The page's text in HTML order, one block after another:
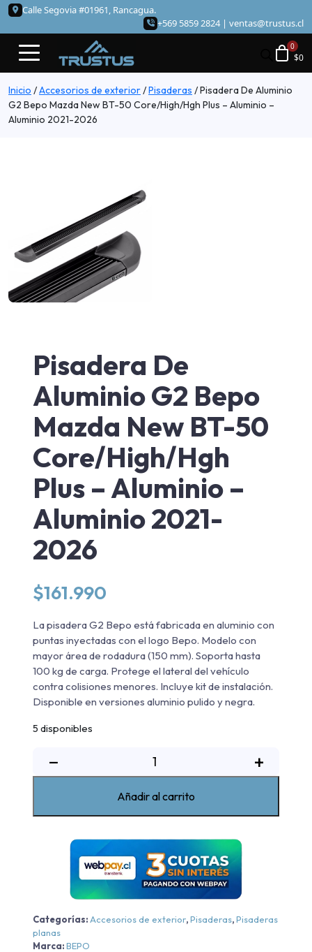
Calle Segovia #01961, Rancagua.
+569 5859 2824 | ventas@trustus.cl
$0
Inicio /Accesorios de exterior/Pisaderas /Pisadera De Aluminio
G2 Bepo Mazda New BT-50 Core/High/Hgh Plus – Aluminio –
Aluminio 2021-2026
Pisadera De
Aluminio G2 Bepo
Mazda New BT-50
Core/High/Hgh
Plus – Aluminio –
Aluminio 2021-
2026
$161.990
La pisadera G2 Bepo está fabricada en aluminio con
puntas inyectadas con el logo Bepo. Modelo con
mayor área de rodadura (150 mm). Soporta hasta
100 kg de carga. Protege el lateral del vehículo
contra colisiones menores. Incluye kit de instalación.
Disponible en versiones aluminio pulido y negra.
5 disponibles
−
De
Mazda
New
BT-
50
Plus
-
+
Añadir al carrito
Categorías: Accesorios de exterior,Pisaderas,Pisaderas
planas
Marca:BEPO